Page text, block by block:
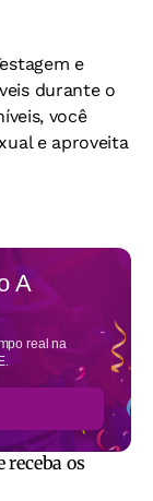
e
durante o
você
e aproveita
A
real na
receba os